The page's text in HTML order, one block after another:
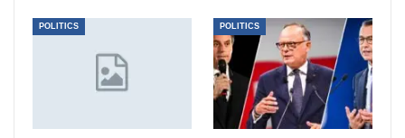
POLITICS POLITICS